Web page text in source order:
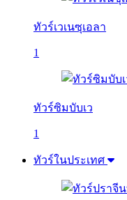
ทัวร์เวเนซุเอลา
1
ทัวร์ซิมบับเว
1
ทัวร์ในประเทศ